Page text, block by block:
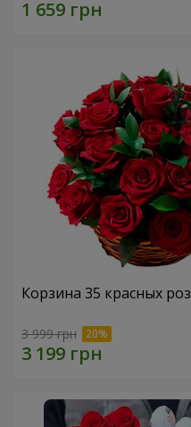
Корзина 35 красных роз
3 999 грн